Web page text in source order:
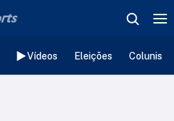
Vídeos Eleições